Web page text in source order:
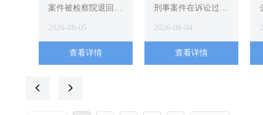
是好事还是坏事
案件被检察院退回公
目乐观两个极端。本
文详解退侦的三种核
例帮助家属准确判断
际意义，并给出正确
2026-08-05
查看详情
——节点不同，策
略不同
刑事案件在诉讼过程
关键节点。第一次移
送决定是否逮捕，第
略，帮助家属在正确
2026-08-04
查看详情
넳 넲